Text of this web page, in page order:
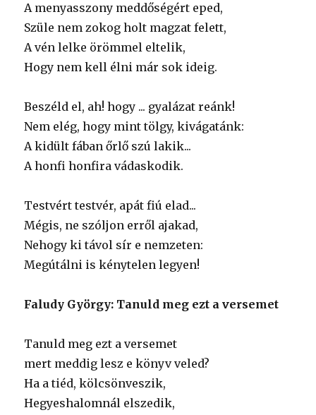
A menyasszony meddőségért eped,
Szüle nem zokog holt magzat felett,
A vén lelke örömmel eltelik,
Hogy nem kell élni már sok ideig.
Beszéld el, ah! hogy ... gyalázat reánk!
Nem elég, hogy mint tölgy, kivágatánk:
A kidült fában őrlő szú lakik...
A honfi honfira vádaskodik.
Testvért testvér, apát fiú elad...
Mégis, ne szóljon erről ajakad,
Nehogy ki távol sír e nemzeten:
Megútálni is kénytelen legyen!
Faludy György: Tanuld meg ezt a versemet
Tanuld meg ezt a versemet
mert meddig lesz e könyv veled?
Ha a tiéd, kölcsönveszik,
Hegyeshalomnál elszedik,